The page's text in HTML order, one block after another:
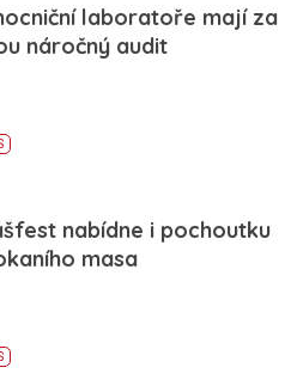
laboratoře mají za
náročný audit
nabídne i pochoutku
masa